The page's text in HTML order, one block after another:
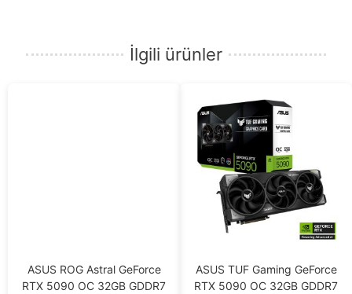
İlgili ürünler
ASUS ROG Astral GeForce
RTX 5090 OC 32GB GDDR7
ASUS TUF Gaming GeForce
RTX 5090 OC 32GB GDDR7